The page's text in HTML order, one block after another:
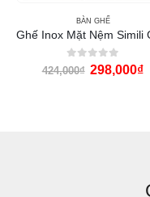
BÀN GHẾ
0out of 5
424,000₫ 298,000₫